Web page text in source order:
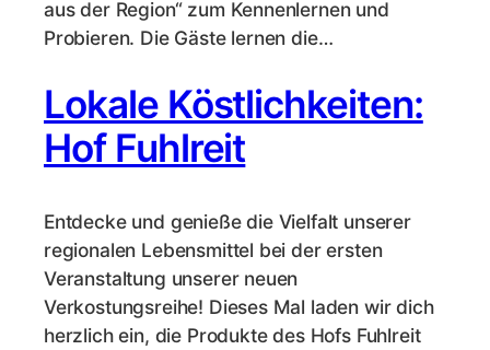
aus der Region“ zum Kennenlernen und
Probieren. Die Gäste lernen die…
Lokale Köstlichkeiten:
Hof Fuhlreit
Entdecke und genieße die Vielfalt unserer
regionalen Lebensmittel bei der ersten
Veranstaltung unserer neuen
Verkostungsreihe! Dieses Mal laden wir dich
herzlich ein, die Produkte des Hofs Fuhlreit